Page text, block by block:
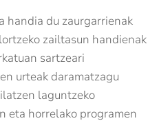
handia du zaurgarrienak
zailtasun handienak
sartzeari
urteak daramatzagu
laguntzeko
eta horrelako programen